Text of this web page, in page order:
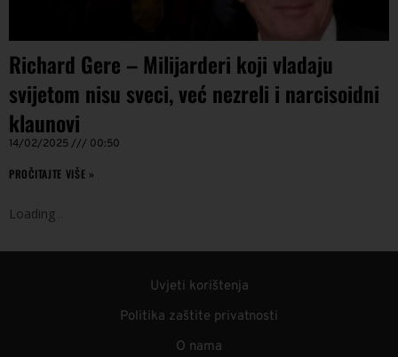
Richard Gere – Milijarderi koji vladaju
svijetom nisu sveci, već nezreli i narcisoidni
klaunovi
14/02/2025 00:50
PROČITAJTE VIŠE »
Loading
Uvjeti korištenja
Politika zaštite privatnosti
O nama